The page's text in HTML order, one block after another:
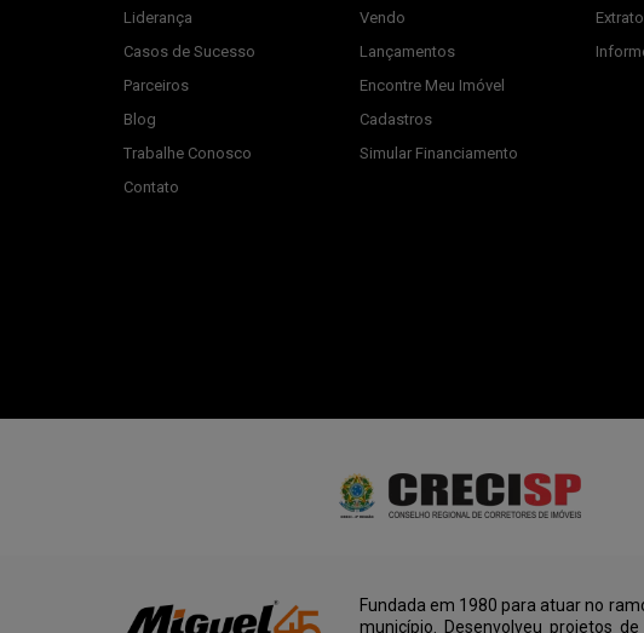
Liderança
Casos de Sucesso
Parceiros
Blog
Trabalhe Conosco
Contato
Vendo
Lançamentos
Encontre Meu Imóvel
Cadastros
Simular Financiamento
Fundada em 1980 para atuar no
município. Desenvolveu projetos